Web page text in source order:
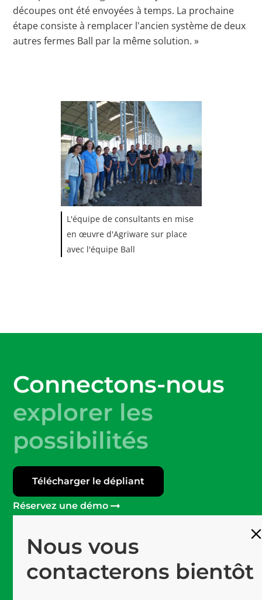
découpes ont été envoyées à temps. La prochaine
étape consiste à remplacer l'ancien système de deux
autres fermes Ball par la même solution. »
L'équipe de consultants en mise
en œuvre d'Agriware sur place
avec l'équipe Ball
Connectons-nous
explorer les
possibilités
Télécharger le dépliant
Réservez une démo
Nous vous
contacterons bientôt
Plus de 120
Les professionnels de Mprise
Logiciel #1